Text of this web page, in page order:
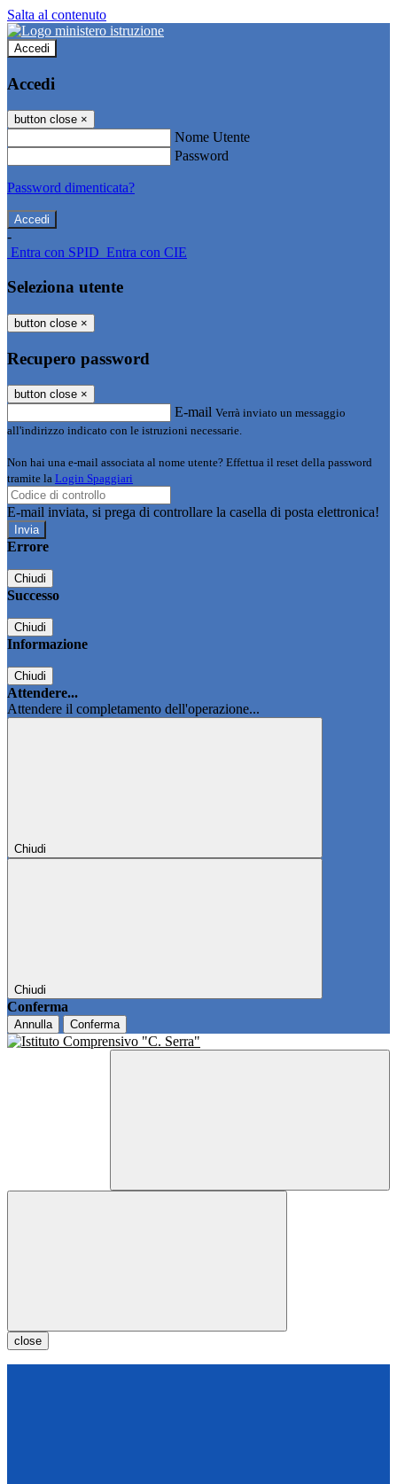
Salta al contenuto
Accedi
Accedi
button close ×
Nome Utente
Password
Password dimenticata?
-
Entra con SPID Entra con CIE
Seleziona utente
button close ×
Recupero password
button close ×
E-mail Verrà inviato un messaggio
all'indirizzo indicato con le istruzioni necessarie.
Non hai una e-mail associata al nome utente? Effettua il reset della password
tramite la Login Spaggiari
E-mail inviata, si prega di controllare la casella di posta elettronica!
Errore
Chiudi
Successo
Chiudi
Informazione
Chiudi
Attendere...
Attendere il completamento dell'operazione...
Chiudi
Chiudi
Conferma
Annulla Conferma
close